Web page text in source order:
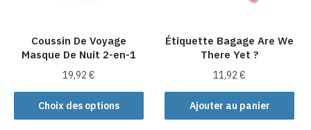
la
page
du
produit
page
du
produit
Coussin De Voyage
Masque De Nuit 2-en-1
19,92€
Choix des options
Ce
produit
Étiquette Bagage Are We
There Yet ?
11,92€
Ajouter au panier